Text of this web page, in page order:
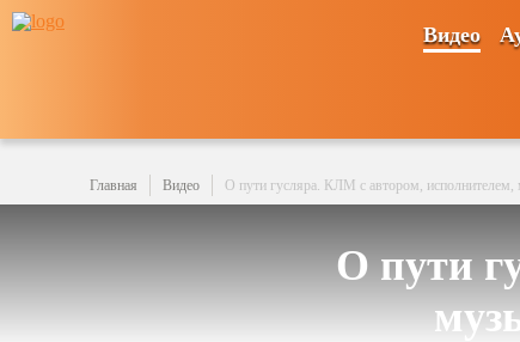
Видео
Главная Видео О пути гусляра. КЛМ с автором,
О пути